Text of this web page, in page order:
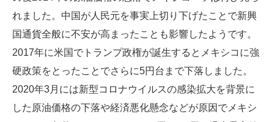
れました。中国が人民元を事実上切り下げたことで新興
国通貨全般に不安が高まったことも影響したようです。
2017年に米国でトランプ政権が誕生するとメキシコに強
硬政策をとったことでさらに5円台まで下落しました。
2020年3月には新型コロナウイルスの感染拡大を背景に
した原油価格の下落や経済悪化懸念などが原因でメキシ